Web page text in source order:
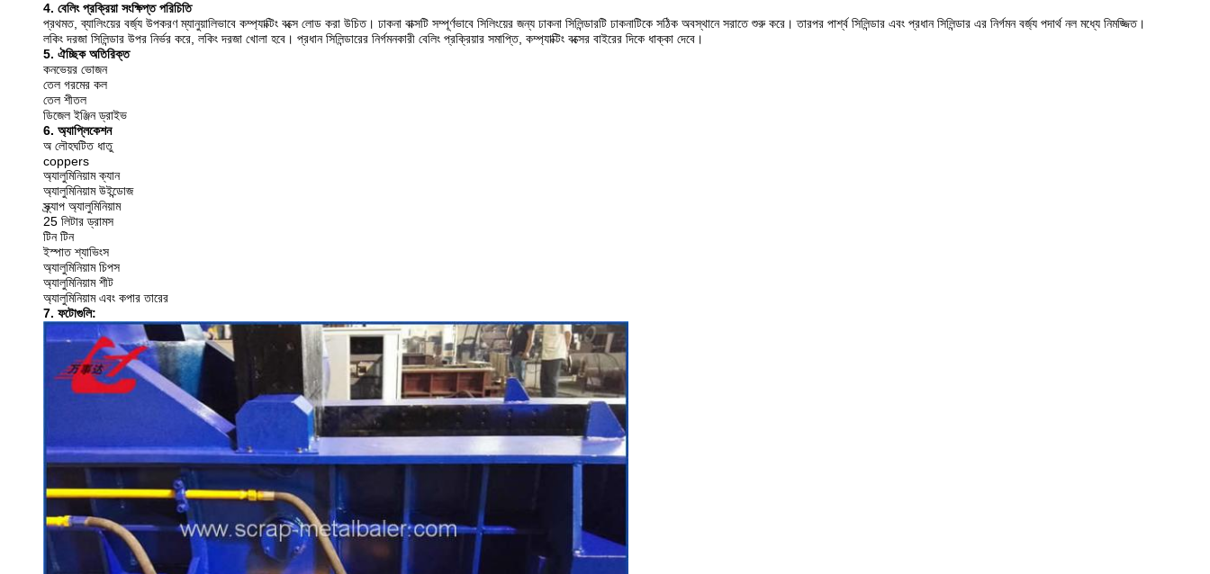
4. বেলিং প্রক্রিয়া সংক্ষিপ্ত পরিচিতি
প্রথমত, ব্যালিংয়ের বর্জ্য উপকরণ ম্যানুয়ালিভাবে কম্প্যাক্টিং বক্সে লোড করা উচিত। ঢাকনা বাক্সটি সম্পূর্ণভাবে সিলিংয়ের জন্য ঢাকনা সিলিন্ডারটি ঢাকনাটিকে সঠিক অবস্থানে সরাতে শুরু করে। তারপর পার্শ্ব সিলিন্ডার এবং প্রধান সিলিন্ডার এর নির্গমন বর্জ্য পদার্থ নল মধ্যে নিমজ্জিত।
লকিং দরজা সিলিন্ডার উপর নির্ভর করে, লকিং দরজা খোলা হবে। প্রধান সিলিন্ডারের নির্গমনকারী বেলিং প্রক্রিয়ার সমাপ্তি, কম্প্যাক্টিং বক্সের বাইরের দিকে ধাক্কা দেবে।
5. ঐচ্ছিক অতিরিক্ত
কনভেয়র ভোজন
তেল গরমের কল
তেল শীতল
ডিজেল ইঞ্জিন ড্রাইভ
6. অ্যাপ্লিকেশন
অ লৌহঘটিত ধাতু
coppers
অ্যালুমিনিয়াম ক্যান
অ্যালুমিনিয়াম উইন্ডোজ
স্ক্র্যাপ অ্যালুমিনিয়াম
25 লিটার ড্রামস
টিন টিন
ইস্পাত শ্যাভিংস
অ্যালুমিনিয়াম চিপস
অ্যালুমিনিয়াম শীট
অ্যালুমিনিয়াম এবং কপার তারের
7. ফটোগুলি: